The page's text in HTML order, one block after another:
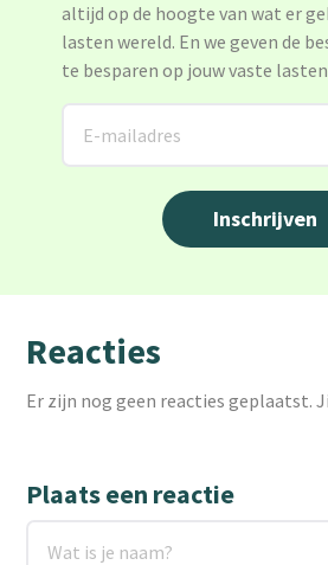
altijd op de hoogte van wat er
lasten wereld. En we geven de
te besparen op jouw vaste
Reacties
Er zijn nog geen reacties geplaatst.
Plaats een reactie